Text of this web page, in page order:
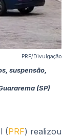
PRF/Divulgação
suspensão,
(SP)
(PRF) realizou